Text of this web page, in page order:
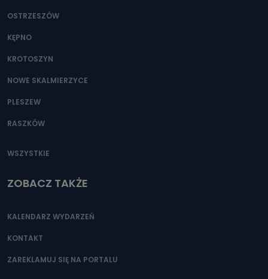
OSTRZESZÓW
KĘPNO
KROTOSZYN
NOWE SKALMIERZYCE
PLESZEW
RASZKÓW
WSZYSTKIE
ZOBACZ TAKŻE
KALENDARZ WYDARZEŃ
KONTAKT
ZAREKLAMUJ SIĘ NA PORTALU